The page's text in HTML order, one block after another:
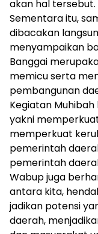
akan hal tersebut.
Sementara itu,
dibacakan
menyampaikan
Banggai
memicu serta
pembangunan
Kegiatan
yakni
memperkuat
pemerintah
pemerintah
Wabup juga
antara kita,
jadikan potensi
daerah,